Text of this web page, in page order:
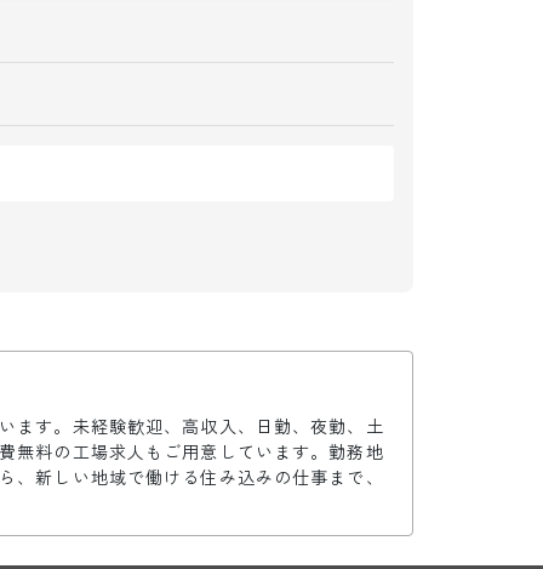
ます。未経験歓迎、高収入、日勤、夜勤、土
無料の工場求人もご用意しています。勤務地
新しい地域で働ける住み込みの仕事まで、